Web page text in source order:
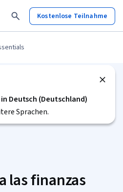
Kostenlose Teilnahme
Deutsch (Deutschland)
Sprachen.
las finanzas